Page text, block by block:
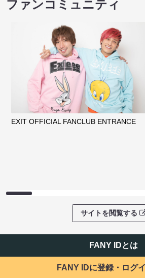
ファンコミュニティ
EXIT OFFICIAL FANCLUB ENTRANCE
サイトを閲覧する
FANY IDとは
FANY IDに登録・ログ